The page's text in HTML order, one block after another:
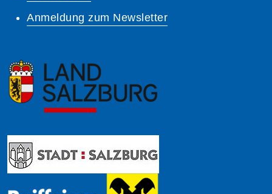
Anmeldung zum Newsletter